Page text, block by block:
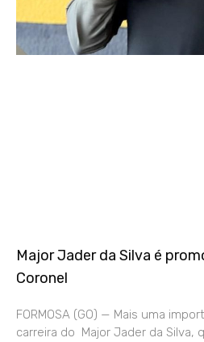
Major Jader da Silva é
Coronel
FORMOSA (GO) — Mais uma
carreira do Major Jader da Silva,